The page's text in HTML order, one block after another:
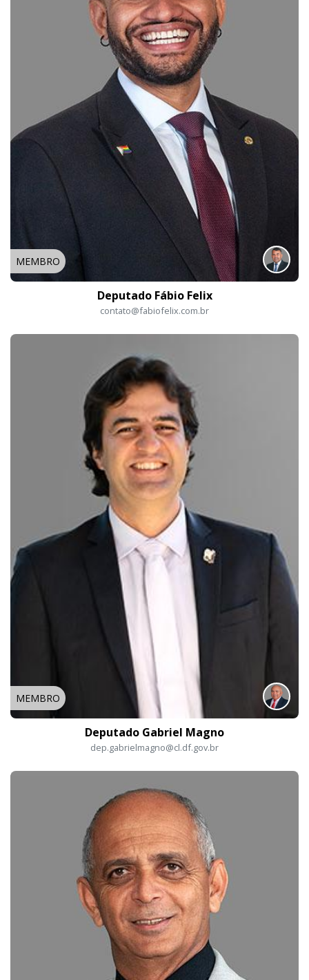
MEMBRO
Deputado Fábio Felix
contato@fabiofelix.com.br
MEMBRO
Deputado Gabriel Magno
dep.gabrielmagno@cl.df.gov.br